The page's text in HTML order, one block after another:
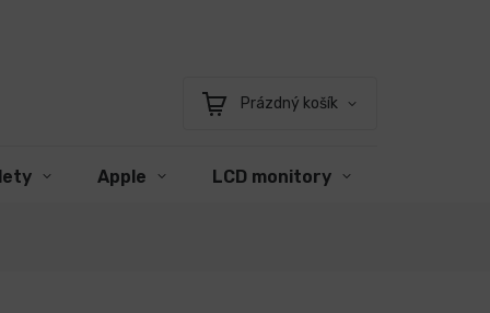
Nákupní
Prázdný košík
Apple LCD monitory